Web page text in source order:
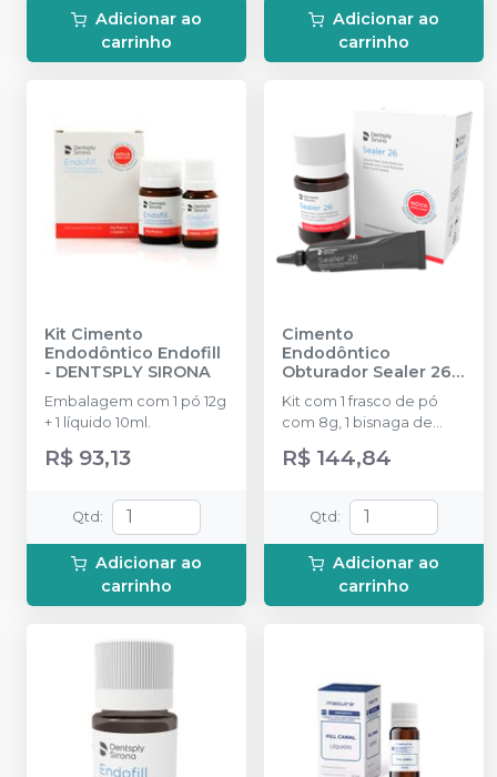
Adicionar ao
carrinho
Adicionar ao
carrinho
Kit Cimento
Endodôntico Endofill
- DENTSPLY SIRONA
Embalagem com 1 pó 12g
+ 1 líquido 10ml.
R$ 93,13
Qtd :
Adicionar ao
carrinho
Cimento
Endodôntico
Obturador Sealer 26-
DENTSPLY SIRONA
Kit com 1 frasco de pó
com 8g, 1 bisnaga de
R$ 144,84
Qtd :
Adicionar ao
carrinho